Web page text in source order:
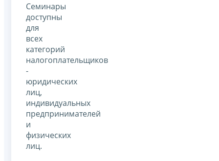
Семинары
доступны
для
всех
категорий
налогоплательщиков
-
юридических
лиц,
индивидуальных
предпринимателей
и
физических
лиц.